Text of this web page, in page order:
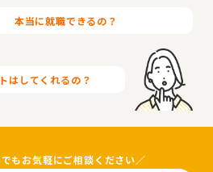
本当に就職できるの？
はしてくれるの？
もお気軽にご相談ください／